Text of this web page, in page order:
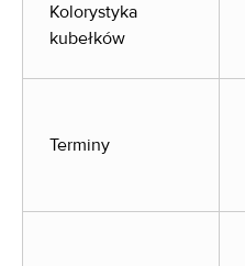
Kolorystyka
kubełków
Terminy